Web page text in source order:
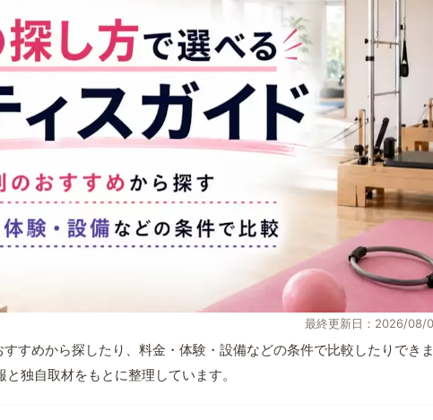
最終更新日：2026/08/
すめから探したり、料金・体験・設備などの条件で比較したりでき
独自取材をもとに整理しています。